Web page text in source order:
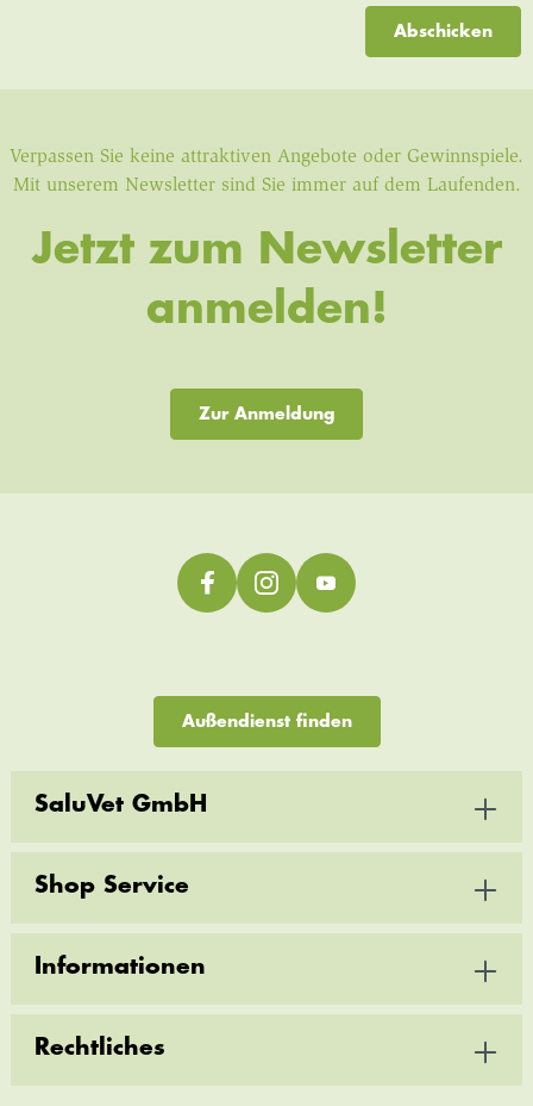
Abschicken
Verpassen Sie keine attraktiven Angebote oder Gewinnspiele.
Mit unserem Newsletter sind Sie immer auf dem Laufenden.
Jetzt zum Newsletter
anmelden!
Zur Anmeldung
Außendienst finden
SaluVet GmbH
Shop Service
Informationen
Rechtliches